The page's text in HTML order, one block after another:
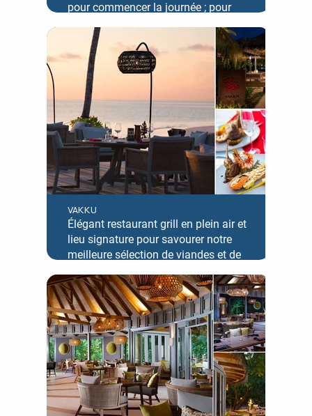
pour commencer la journée ; pour
offrant une présentation interactive
de cuisines internationales et de
plats inspirés accentués de saveurs
locales et de tons tropicaux.
VAKKU
Élégant restaurant grill en plein air et
lieu signature pour savourer notre
meilleure sélection de viandes et de